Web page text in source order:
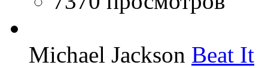
Michael Jackson Beat It